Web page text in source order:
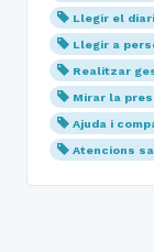
Llegir el
Llegir a
Realitzar
Mirar la
Ajuda i
Atencions